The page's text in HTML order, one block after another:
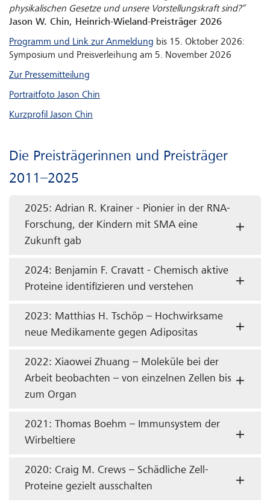
physikalischen Gesetze und unsere Vorstellungskraft sind?”
Jason W. Chin, Heinrich-Wieland-Preisträger 2026
Programm und Link zur Anmeldung bis 15. Oktober 2026:
Symposium und Preisverleihung am 5. November 2026
Zur Pressemitteilung
Portraitfoto Jason Chin
Kurzprofil Jason Chin
Die Preisträgerinnen und Preisträger
2011–2025
2025: Adrian R. Krainer - Pionier in der RNA-
Forschung, der Kindern mit SMA eine
Zukunft gab
2024: Benjamin F. Cravatt - Chemisch aktive
Proteine identifizieren und verstehen
2023: Matthias H. Tschöp – Hochwirksame
neue Medikamente gegen Adipositas
2022: Xiaowei Zhuang – Moleküle bei der
Arbeit beobachten – von einzelnen Zellen bis
zum Organ
2021: Thomas Boehm – Immunsystem der
Wirbeltiere
2020: Craig M. Crews – Schädliche Zell-
Proteine gezielt ausschalten